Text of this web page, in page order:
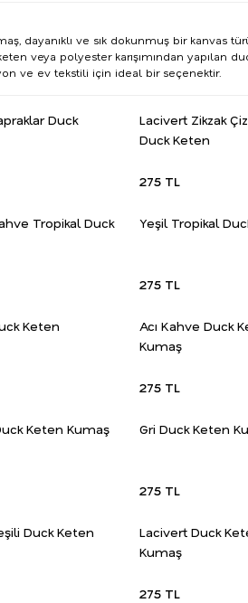
dayanıklı ve sık dokunmuş bir kanvas
veya polyester karışımından yapılan
ve ev tekstili için ideal bir seçenektir.
Duck
Lacivert Zikzak
Duck Keten
275 TL
Tropikal Duck
Yeşil Tropikal
275 TL
Keten
Acı Kahve Duck
Kumaş
275 TL
Keten Kumaş Gri Duck Keten
275 TL
Duck Keten
Lacivert Duck
Kumaş
275 TL